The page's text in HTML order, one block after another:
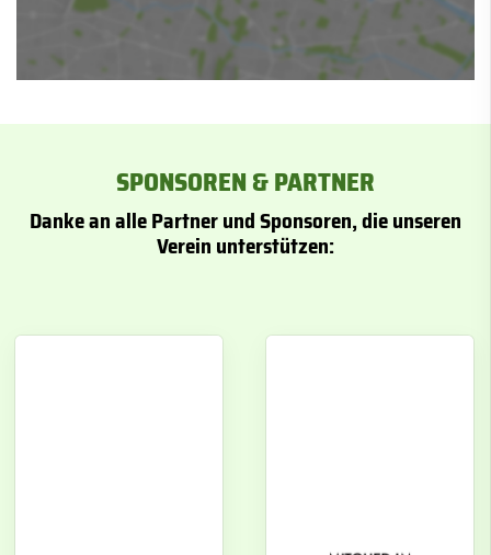
SPONSOREN & PARTNER
Danke an alle Partner und Sponsoren, die unseren
Verein unterstützen: